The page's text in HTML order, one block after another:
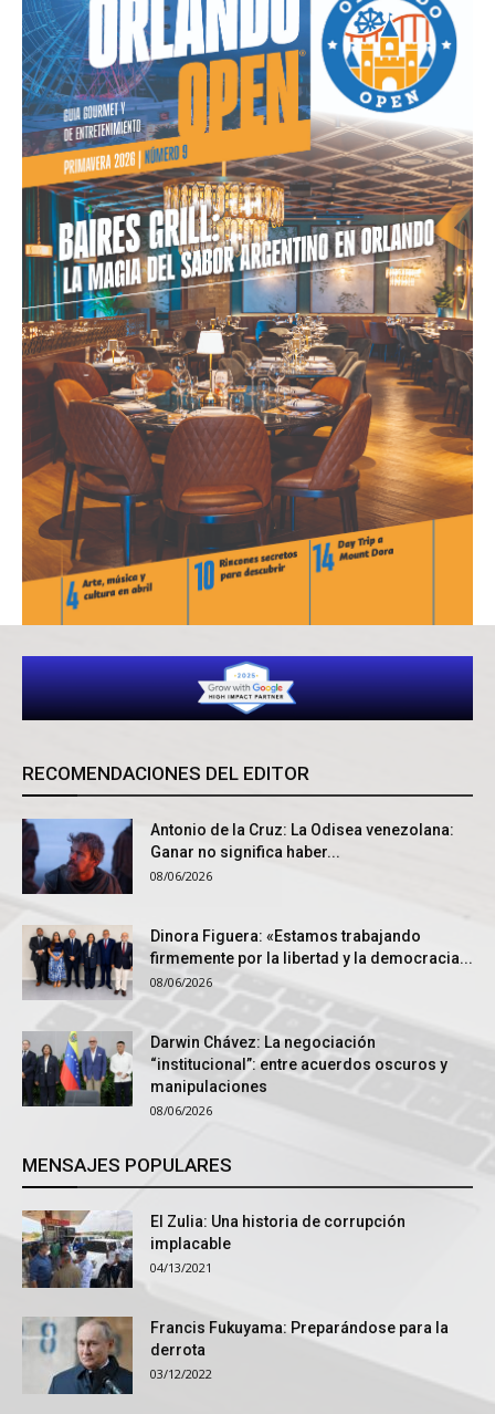
RECOMENDACIONES DEL EDITOR
Antonio de la Cruz: La Odisea venezolana:
Ganar no significa haber...
08/06/2026
Dinora Figuera: «Estamos trabajando
firmemente por la libertad y la democracia...
08/06/2026
Darwin Chávez: La negociación
“institucional”: entre acuerdos oscuros y
manipulaciones
08/06/2026
MENSAJES POPULARES
El Zulia: Una historia de corrupción
implacable
04/13/2021
Francis Fukuyama: Preparándose para la
derrota
03/12/2022